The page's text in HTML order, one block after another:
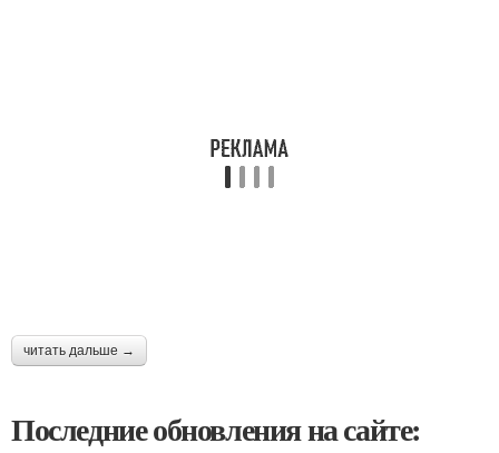
читать дальше →
Последние обновления на сайте: